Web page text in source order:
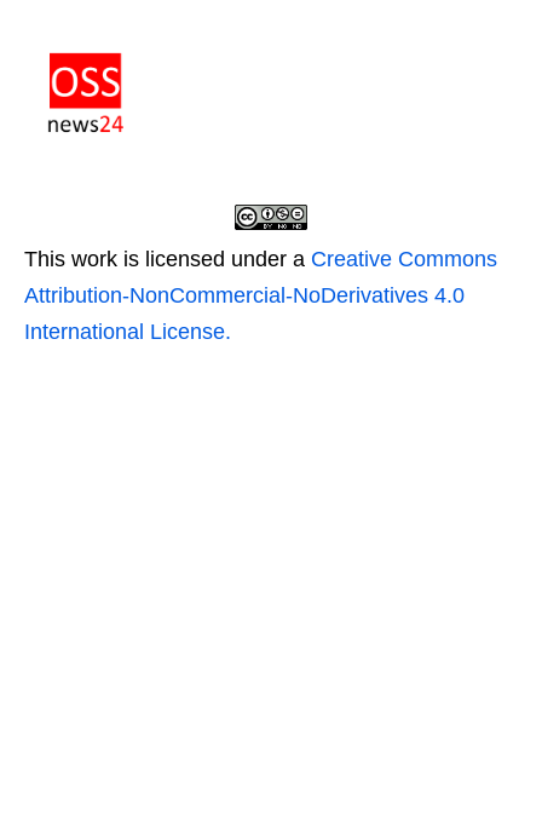
This work is licensed under a Creative Commons
Attribution-NonCommercial-NoDerivatives 4.0
International License.